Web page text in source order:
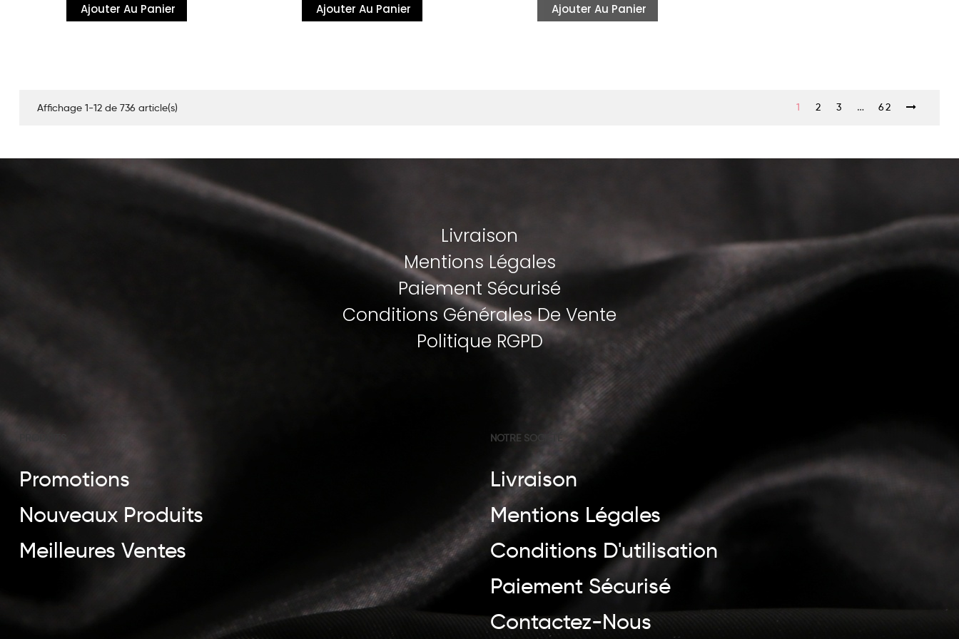
Ajouter Au Panier Ajouter Au Panier Ajouter Au Panier
Affichage 1-12 de 736 article(s) 1 2 3 … 62
Livraison
Mentions Légales
Paiement Sécurisé
Conditions Générales De Vente
Politique RGPD
Promotions
Nouveaux Produits
Meilleures Ventes
NOTRE SOCIÉTÉ
Livraison
Mentions Légales
Conditions D'utilisation
Paiement Sécurisé
Contactez-Nous